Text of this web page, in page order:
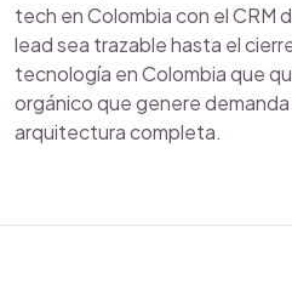
tech en Colombia con el CRM
lead sea trazable hasta el
tecnología en Colombia que
orgánico que genere demanda
arquitectura completa.